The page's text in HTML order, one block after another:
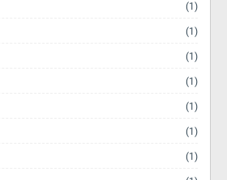
(1)
(1)
(1)
(1)
(1)
(1)
(1)